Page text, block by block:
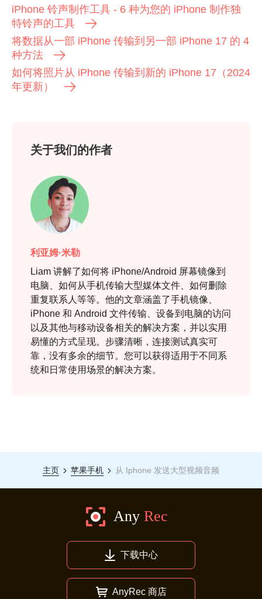
iPhone 铃声制作工具 - 6 种为您的 iPhone 制作独
特铃声的工具
将数据从一部 iPhone 传输到另一部 iPhone 17 的 4
种方法
如何将照片从 iPhone 传输到新的 iPhone 17（2024
年更新）
关于我们的作者
利亚姆·米勒
Liam 讲解了如何将 iPhone/Android 屏幕镜像到
电脑、如何从手机传输大型媒体文件、如何删除
重复联系人等等。他的文章涵盖了手机镜像、
iPhone 和 Android 文件传输、设备到电脑的访问
以及其他与移动设备相关的解决方案，并以实用
易懂的方式呈现。步骤清晰，连接测试真实可
靠，没有多余的细节。您可以获得适用于不同系
统和日常使用场景的解决方案。
主页 苹果手机 从 Iphone 发送大型视频音频
下载中心
AnyRec 商店